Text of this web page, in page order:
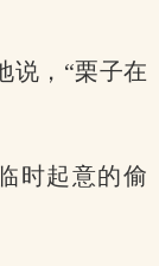
说，“栗子在
时起意的偷